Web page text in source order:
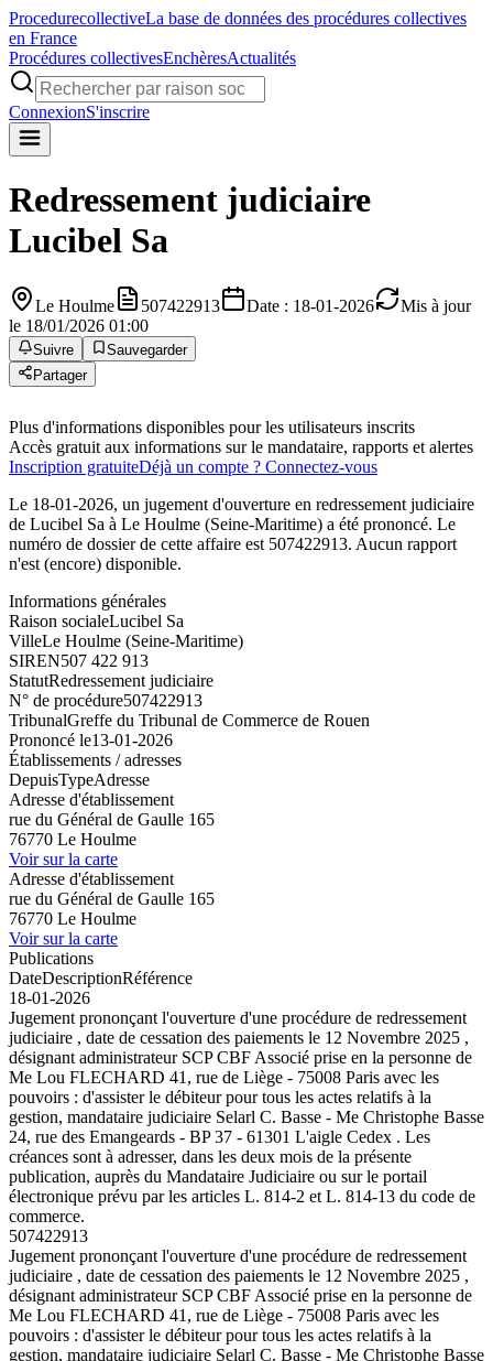
ProcedurecollectiveLa base de données des procédures collectives
en France
Procédures collectivesEnchèresActualités
ConnexionS'inscrire
Redressement judiciaire
Lucibel Sa
Le Houlme 507422913 Date : 18-01-2026
Mis à jour
le 18/01/2026 01:00
Suivre
Sauvegarder
Partager
Plus d'informations disponibles pour les utilisateurs inscrits
Accès gratuit aux informations sur le mandataire, rapports et alertes
Inscription gratuiteDéjà un compte ? Connectez-vous
Le 18-01-2026, un jugement d'ouverture en redressement judiciaire
de Lucibel Sa à Le Houlme (Seine-Maritime) a été prononcé. Le
numéro de dossier de cette affaire est 507422913. Aucun rapport
n'est (encore) disponible.
Informations générales
Raison socialeLucibel Sa
VilleLe Houlme (Seine-Maritime)
SIREN507 422 913
StatutRedressement judiciaire
N° de procédure507422913
TribunalGreffe du Tribunal de Commerce de Rouen
Prononcé le13-01-2026
Établissements / adresses
DepuisTypeAdresse
Adresse d'établissement
rue du Général de Gaulle 165
76770 Le Houlme
Voir sur la carte
Adresse d'établissement
rue du Général de Gaulle 165
76770 Le Houlme
Voir sur la carte
Publications
DateDescriptionRéférence
18-01-2026
Jugement prononçant l'ouverture d'une procédure de redressement
judiciaire , date de cessation des paiements le 12 Novembre 2025 ,
désignant administrateur SCP CBF Associé prise en la personne de
Me Lou FLECHARD 41, rue de Liège - 75008 Paris avec les
pouvoirs : d'assister le débiteur pour tous les actes relatifs à la
gestion, mandataire judiciaire Selarl C. Basse - Me Christophe Basse
24, rue des Emangeards - BP 37 - 61301 L'aigle Cedex . Les
créances sont à adresser, dans les deux mois de la présente
publication, auprès du Mandataire Judiciaire ou sur le portail
électronique prévu par les articles L. 814-2 et L. 814-13 du code de
commerce.
507422913
Jugement prononçant l'ouverture d'une procédure de redressement
judiciaire , date de cessation des paiements le 12 Novembre 2025 ,
désignant administrateur SCP CBF Associé prise en la personne de
Me Lou FLECHARD 41, rue de Liège - 75008 Paris avec les
pouvoirs : d'assister le débiteur pour tous les actes relatifs à la
gestion, mandataire judiciaire Selarl C. Basse - Me Christophe Basse